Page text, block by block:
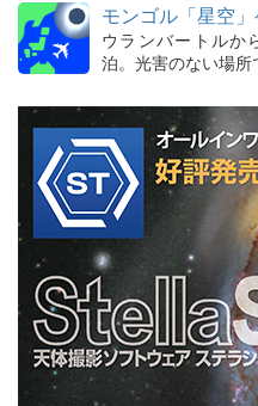
モンゴル「星空
ウランバートルか
泊。光害のない場